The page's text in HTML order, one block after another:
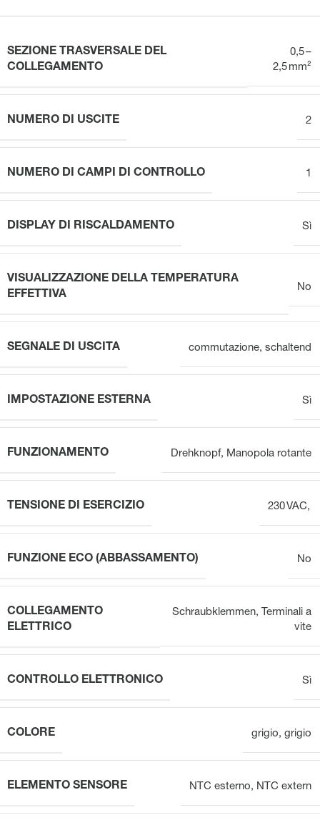
SEZIONE TRASVERSALE DEL
COLLEGAMENTO
0,5 –
2,5 mm²
NUMERO DI USCITE 2
NUMERO DI CAMPI DI CONTROLLO 1
DISPLAY DI RISCALDAMENTO Sì
VISUALIZZAZIONE DELLA TEMPERATURA
EFFETTIVA
No
SEGNALE DI USCITA commutazione, schaltend
IMPOSTAZIONE ESTERNA Sì
FUNZIONAMENTO Drehknopf, Manopola rotante
TENSIONE DI ESERCIZIO 230 VAC,
FUNZIONE ECO (ABBASSAMENTO) No
COLLEGAMENTO
ELETTRICO
Schraubklemmen, Terminali a
vite
CONTROLLO ELETTRONICO Sì
COLORE grigio, grigio
ELEMENTO SENSORE NTC esterno, NTC extern